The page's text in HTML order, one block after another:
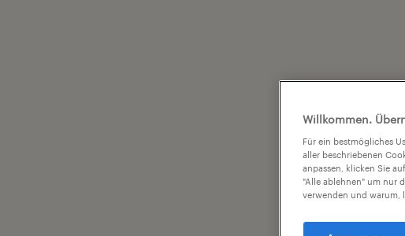
Willkommen.
Für ein bestmögliches
aller beschriebenen
anpassen, klicken Sie
"Alle ablehnen" um nur
verwenden und warum,